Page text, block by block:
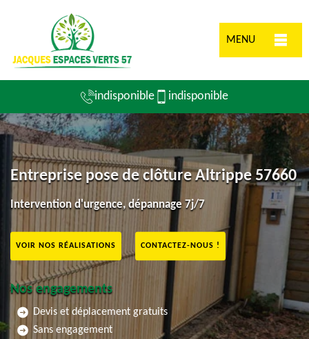
MENU
indisponible indisponible
Entreprise pose de clôture Altrippe 57660
Intervention d'urgence, dépannage 7j/7
VOIR NOS RÉALISATIONS CONTACTEZ-NOUS !
Nos engagements
Devis et déplacement gratuits
Sans engagement